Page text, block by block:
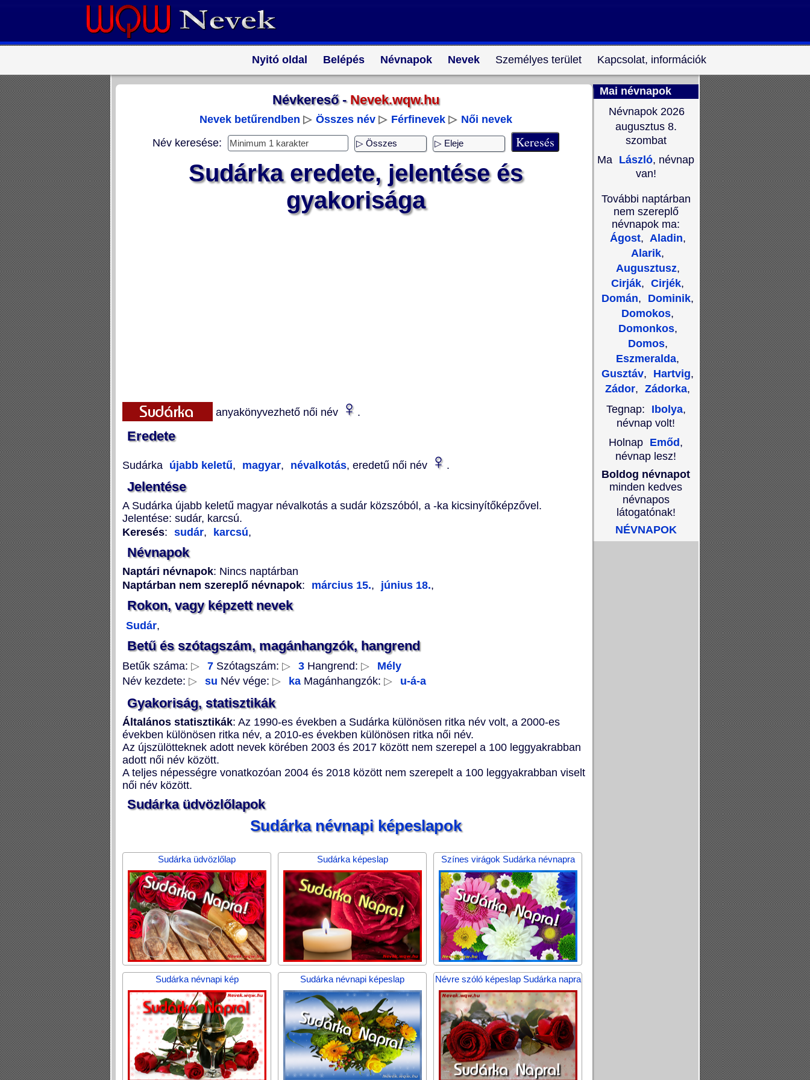
Nyitó oldal Belépés Névnapok Nevek Személyes terület Kapcsolat, információk
Névkereső - Nevek.wqw.hu
Nevek betűrendben ▷ Összes név ▷ Férfinevek ▷ Női nevek
Név keresése:
Sudárka eredete, jelentése és
gyakorisága
anyakönyvezhető női név ♀ .
Eredete
Sudárka újabb keletű, magyar, névalkotás, eredetű női név ♀ .
Jelentése
A Sudárka újabb keletű magyar névalkotás a sudár közszóból, a -ka kicsinyítőképzővel.
Jelentése: sudár, karcsú.
Keresés: sudár, karcsú,
Névnapok
Naptári névnapok: Nincs naptárban
Naptárban nem szereplő névnapok: március 15., június 18.,
Rokon, vagy képzett nevek
Sudár,
Betű és szótagszám, magánhangzók, hangrend
Betűk száma: ▷ 7 Szótagszám: ▷ 3 Hangrend: ▷
Mély
Név kezdete: ▷ su Név vége: ▷ ka Magánhangzók: ▷ u-á-a
Gyakoriság, statisztikák
Általános statisztikák: Az 1990-es években a Sudárka különösen ritka név volt, a 2000-es
években különösen ritka név, a 2010-es években különösen ritka női név.
Az újszülötteknek adott nevek körében 2003 és 2017 között nem szerepel a 100 leggyakrabban
adott női név között.
A teljes népességre vonatkozóan 2004 és 2018 között nem szerepelt a 100 leggyakrabban viselt
női név között.
Sudárka üdvözlőlapok
Sudárka névnapi képeslapok
Sudárka üdvözlőlap Sudárka képeslap Színes virágok Sudárka névnapra
Sudárka névnapi kép Sudárka névnapi képeslap Névre szóló képeslap Sudárka napra
Mai névnapok
Névnapok 2026
augusztus 8.
szombat
Ma László, névnap
van!
További naptárban
nem szereplő
névnapok ma:
Ágost, Aladin,
Alarik,
Augusztusz,
Cirják, Cirjék,
Domán, Dominik,
Domokos,
Domonkos,
Domos,
Eszmeralda,
Gusztáv, Hartvig,
Zádor, Zádorka,
Tegnap:
Ibolya,
névnap volt!
Holnap Emőd ,
névnap lesz!
Boldog névnapot
minden kedves
névnapos
látogatónak!
NÉVNAPOK